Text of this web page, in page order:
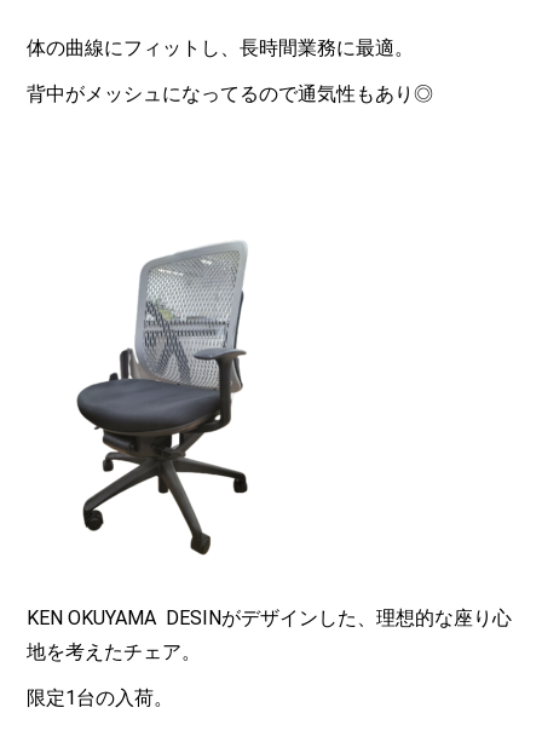
体の曲線にフィットし、長時間業務に最適。
背中がメッシュになってるので通気性もあり◎
KEN OKUYAMA DESINがデザインした、理想的な座り心
地を考えたチェア。
限定1台の入荷。